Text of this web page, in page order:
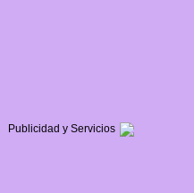
Publicidad y Servicios